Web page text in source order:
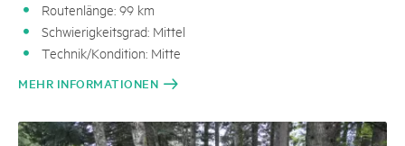
Routenlänge: 99 km
Schwierigkeitsgrad: Mittel
Technik/Kondition: Mitte
MEHR INFORMATIONEN